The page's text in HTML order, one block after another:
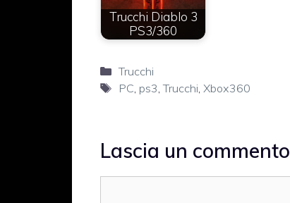
Trucchi Diablo 3
PS3/360
Categorie
Trucchi
Tag
PC, ps3,Trucchi, Xbox360
Lascia un commento